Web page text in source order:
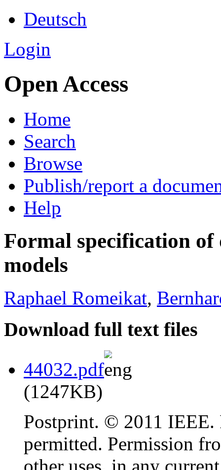
Deutsch
Login
Open Access
Home
Search
Browse
Publish/report a
Help
Formal specification
models
Raphael Romeikat,
Download full text files
44032.pdf
(1247KB)
Postprint. © 2011 IEEE.
permitted. Permission